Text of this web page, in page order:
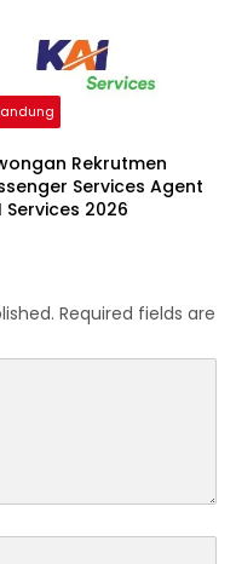
Rekrutmen
Services Agent
Services 2026
Required fields are